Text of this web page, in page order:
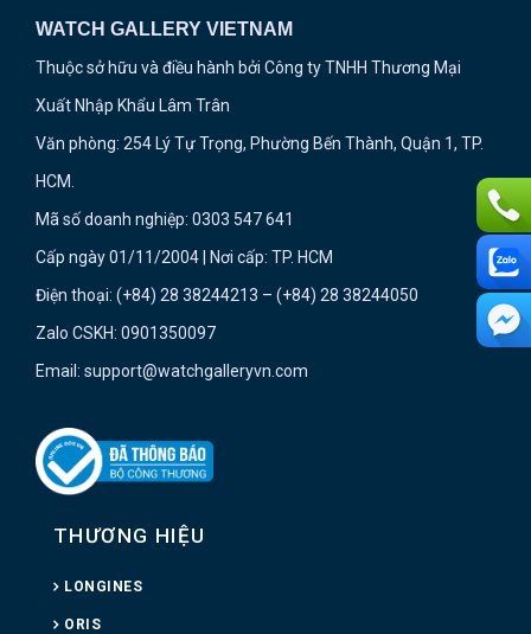
WATCH GALLERY VIETNAM
Thuộc sở hữu và điều hành bởi Công ty TNHH Thương Mại
Xuất Nhập Khẩu Lâm Trân
Văn phòng: 254 Lý Tự Trọng, Phường Bến Thành, Quận 1, TP.
HCM.
Mã số doanh nghiệp: 0303 547 641
Cấp ngày 01/11/2004 | Nơi cấp: TP. HCM
Điện thoại: (+84) 28 38244213 – (+84) 28 38244050
Zalo CSKH: 0901350097
Email: support@watchgalleryvn.com
THƯƠNG HIỆU
LONGINES
ORIS